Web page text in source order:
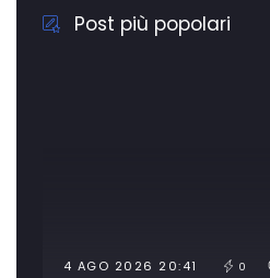
Post più popolari
4 AGO 2026 20:41 0